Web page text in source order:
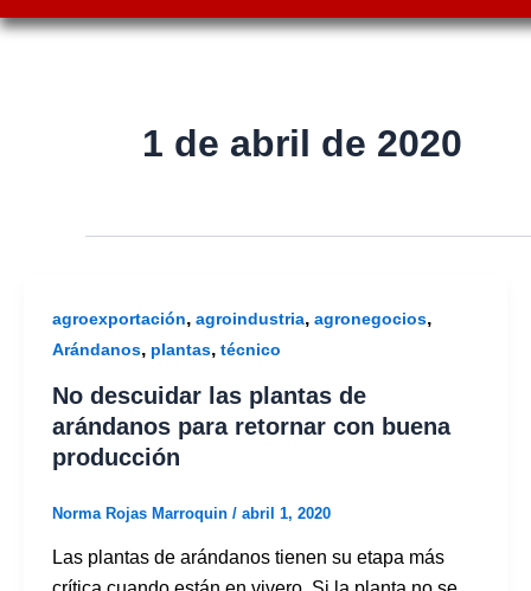
1 de abril de 2020
agroexportación, agroindustria, agronegocios,
Arándanos, plantas, técnico
No descuidar las plantas de
arándanos para retornar con buena
producción
Norma Rojas Marroquin / abril 1, 2020
Las plantas de arándanos tienen su etapa más